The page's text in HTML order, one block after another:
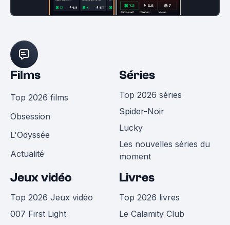
Films
Top 2026 films
Obsession
L'Odyssée
Actualité
Séries
Top 2026 séries
Spider-Noir
Lucky
Les nouvelles séries du
moment
Jeux vidéo
Top 2026 Jeux vidéo
007 First Light
Livres
Top 2026 livres
Le Calamity Club